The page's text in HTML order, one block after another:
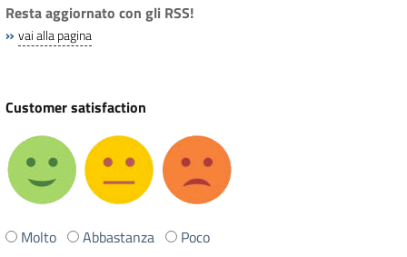
Resta aggiornato con gli RSS!
» vai alla pagina
Customer satisfaction
Ti Molto Abbastanza
Poco